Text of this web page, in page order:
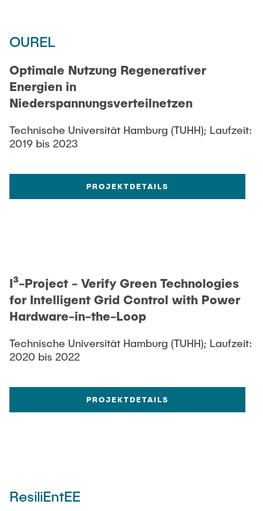
OUREL
Optimale Nutzung Regenerativer
Energien in
Niederspannungsverteilnetzen
Technische Universität Hamburg (TUHH); Laufzeit:
2019 bis 2023
PROJEKTDETAILS
I³-Project - Verify Green Technologies
for Intelligent Grid Control with Power
Hardware-in-the-Loop
Technische Universität Hamburg (TUHH); Laufzeit:
2020 bis 2022
PROJEKTDETAILS
ResiliEntEE